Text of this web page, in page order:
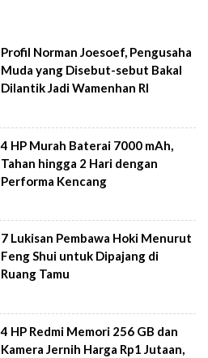
Profil Norman Joesoef, Pengusaha
Muda yang Disebut-sebut Bakal
Dilantik Jadi Wamenhan RI
4 HP Murah Baterai 7000 mAh,
Tahan hingga 2 Hari dengan
Performa Kencang
7 Lukisan Pembawa Hoki Menurut
Feng Shui untuk Dipajang di
Ruang Tamu
4 HP Redmi Memori 256 GB dan
Kamera Jernih Harga Rp1 Jutaan,